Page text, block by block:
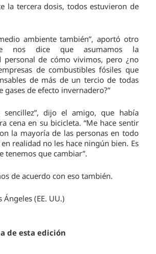
la tercera dosis, todos estuvieron de
ambiente también”, aportó otro
nos dice que asumamos la
personal de cómo vivimos, pero ¿no
de combustibles fósiles que
de más de un tercio de todas
gases de efecto invernadero?”
sencillez”, dijo el amigo, que había
cena en su bicicleta. “Me hace sentir
la mayoría de las personas en todo
realidad no les hace ningún bien. Es
tenemos que cambiar”.
de acuerdo con eso también.
Ángeles (EE. UU.)
de esta edición